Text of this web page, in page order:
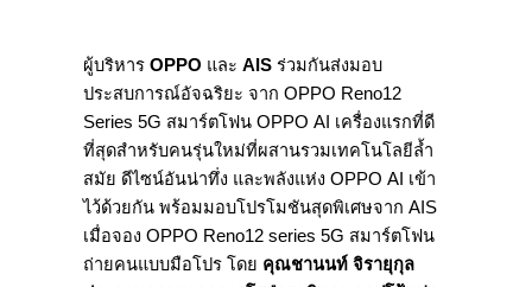
ผู้บริหาร OPPO และ AIS ร่วมกันส่งมอบ
ประสบการณ์อัจฉริยะ จาก OPPO Reno12
Series 5G สมาร์ตโฟน OPPO AI เครื่องแรกที่ดี
ที่สุดสำหรับคนรุ่นใหม่ที่ผสานรวมเทคโนโลยีล้ำ
สมัย ดีไซน์อันน่าทึ่ง และพลังแห่ง OPPO AI เข้า
ไว้ด้วยกัน พร้อมมอบโปรโมชันสุดพิเศษจาก AIS
เมื่อจอง OPPO Reno12 series 5G สมาร์ตโฟน
ถ่ายคนแบบมือโปร โดย คุณชานนท์ จิรายุกุล